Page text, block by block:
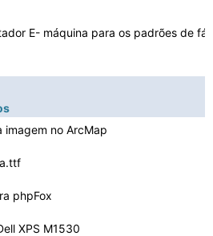
E- máquina para os padrões de
imagem no ArcMap
phpFox
XPS M1530